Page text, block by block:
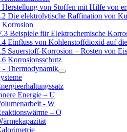
Herstellung von Stoffen mit Hilfe von
Die elektrolytische Raffination von
Korrosion
Beispiele für Elektrochemische
Einfluss von Kohlenstoffdioxid auf
Sauerstoff-Korrosion – Rosten von
Korrosionsschutz
- Thermodynamik
Energie – U
- W
– Q